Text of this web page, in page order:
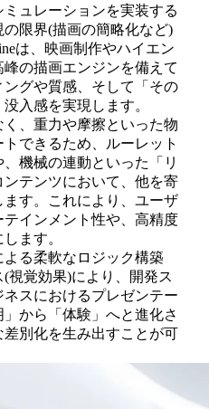
ュレーションを実装する
限界(描画の簡略化など)
は、映画制作やハイエン
の描画エンジンを備えて
グや質感、そして「その
入感を実現します。
、重力や摩擦といった物
できるため、ルーレット
機械の連動といった「リ
テンツにおいて、他を寄
す。これにより、ユーザ
インメント性や、高精度
ます。
る柔軟なロジック構築
視覚効果)により、開発ス
スにおけるプレゼンテー
から「体験」へと進化さ
別化を生み出すことが可